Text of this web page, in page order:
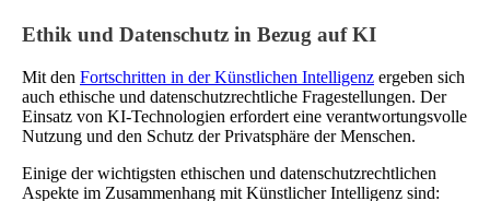
Ethik und Datenschutz in Bezug auf KI
Mit den Fortschritten in der Künstlichen Intelligenz ergeben sich
auch ethische und datenschutzrechtliche Fragestellungen. Der
Einsatz von KI-Technologien erfordert eine verantwortungsvolle
Nutzung und den Schutz der Privatsphäre der Menschen.
Einige der wichtigsten ethischen und datenschutzrechtlichen
Aspekte im Zusammenhang mit Künstlicher Intelligenz sind: